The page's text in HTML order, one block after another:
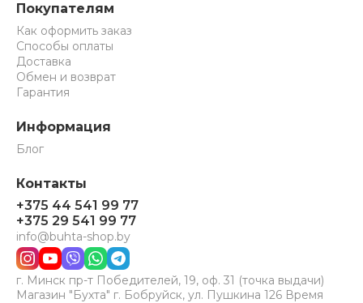
Основное применение радиаторов в следующих
системах отопления:
давление не превышает 3х атмосфер;
сохраняется естественная и принудительная
в однотрубных системах отопления;
в двухтрубных системах отопления,
Однако стоит учитывать, что в условиях
повышенного давления, таких как
многоквартирные дома, алюминий применять не
рекомендуют из-за недостаточной прочности.
Покупателям
Как оформить заказ
Способы оплаты
Доставка
Обмен и возврат
Гарантия
Информация
Блог
Контакты
+375 44 541 99 77
+375 29 541 99 77
info@buhta-shop.by
г. Минск пр-т Победителей, 19, оф. 31 (точка выдачи)
Магазин "Бухта" г. Бобруйск, ул. Пушкина 126 Время